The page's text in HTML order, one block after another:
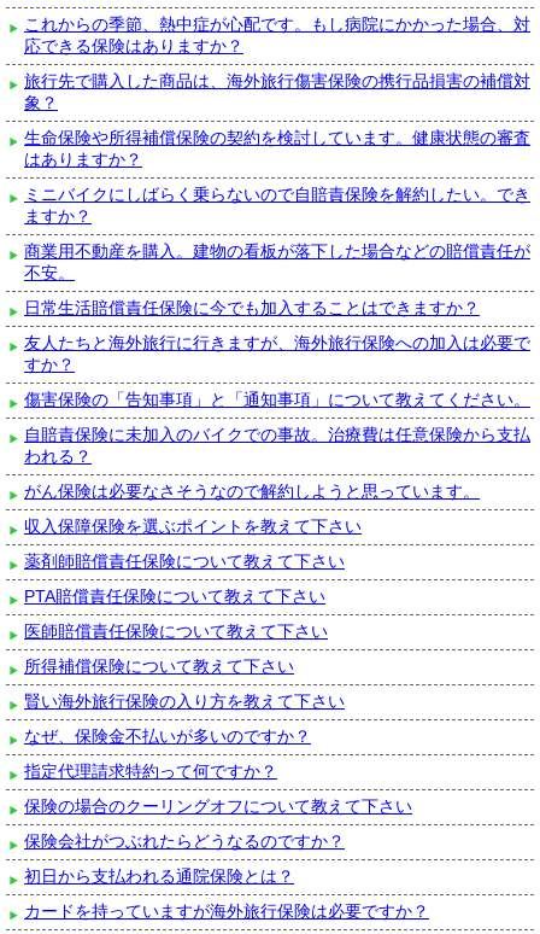
これからの季節、熱中症が心配です。もし病院にかかった場合、対
応できる保険はありますか？
旅行先で購入した商品は、海外旅行傷害保険の携行品損害の補償対
象？
生命保険や所得補償保険の契約を検討しています。健康状態の審査
はありますか？
ミニバイクにしばらく乗らないので自賠責保険を解約したい。でき
ますか？
商業用不動産を購入。建物の看板が落下した場合などの賠償責任が
不安。
日常生活賠償責任保険に今でも加入することはできますか？
友人たちと海外旅行に行きますが、海外旅行保険への加入は必要で
すか？
傷害保険の「告知事項」と「通知事項」について教えてください。
自賠責保険に未加入のバイクでの事故。治療費は任意保険から支払
われる？
がん保険は必要なさそうなので解約しようと思っています。
収入保障保険を選ぶポイントを教えて下さい
薬剤師賠償責任保険について教えて下さい
PTA賠償責任保険について教えて下さい
医師賠償責任保険について教えて下さい
所得補償保険について教えて下さい
賢い海外旅行保険の入り方を教えて下さい
なぜ、保険金不払いが多いのですか？
指定代理請求特約って何ですか？
保険の場合のクーリングオフについて教えて下さい
保険会社がつぶれたらどうなるのですか？
初日から支払われる通院保険とは？
カードを持っていますが海外旅行保険は必要ですか？